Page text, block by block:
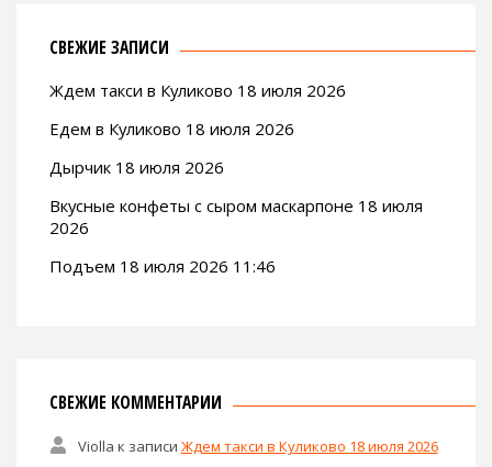
СВЕЖИЕ ЗАПИСИ
Ждем такси в Куликово 18 июля 2026
Едем в Куликово 18 июля 2026
Дырчик 18 июля 2026
Вкусные конфеты с сыром маскарпоне 18 июля
2026
Подъем 18 июля 2026 11:46
СВЕЖИЕ КОММЕНТАРИИ
Violla к записи Ждем такси в Куликово 18 июля 2026